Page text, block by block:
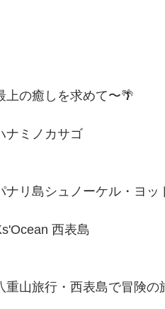
上の癒しを求めて〜🌴
ナミノカサゴ
ナリ島シュノーケル・ヨッ
西表島
重山旅行・西表島で冒険の